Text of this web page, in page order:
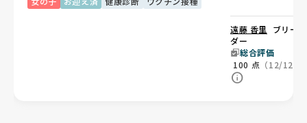
遠藤 香里 ブリー
ダー
総合評価
100 点 （12/12）